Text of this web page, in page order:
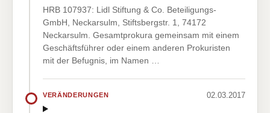
HRB 107937: Lidl Stiftung & Co. Beteiligungs-
GmbH, Neckarsulm, Stiftsbergstr. 1, 74172
Neckarsulm. Gesamtprokura gemeinsam mit einem
Geschäftsführer oder einem anderen Prokuristen
mit der Befugnis, im Namen …
VERÄNDERUNGEN 02.03.2017